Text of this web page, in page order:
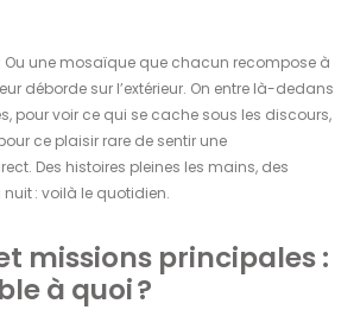
Ou une mosaïque que chacun recompose à
déborde sur l’extérieur. On entre là-dedans
pour voir ce qui se cache sous les discours,
ce plaisir rare de sentir une
Des histoires pleines les mains, des
: voilà le quotidien.
missions principales :
à quoi ?